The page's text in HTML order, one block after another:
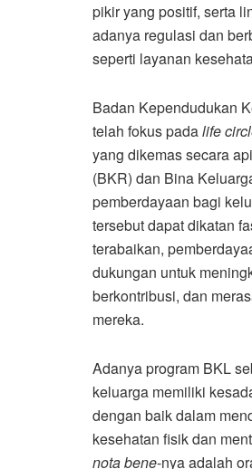
pikir yang positif, serta
adanya regulasi dan
seperti layanan
Badan Kependudukan
telah fokus padalife
yang dikemas secara
(BKR) dan Bina
pemberdayaan bagi
tersebut dapat dikatan
terabaikan,
dukungan untuk
berkontribusi, dan
mereka.
Adanya program BKL
keluarga memiliki
dengan baik dalam
kesehatan fisik dan
nota bene-nya adalah